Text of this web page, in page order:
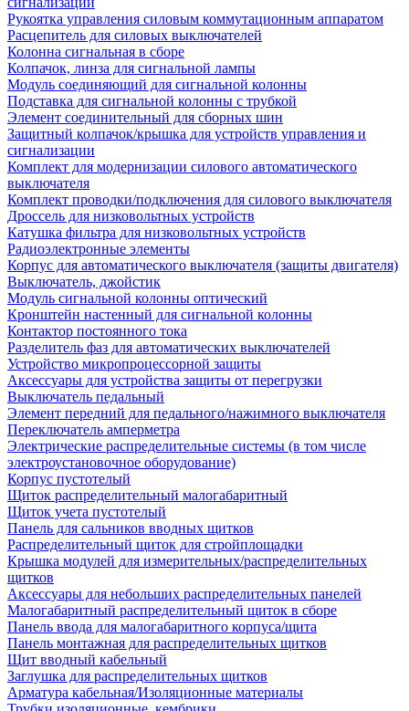
Рукоятка управления силовым коммутационным аппаратом
Расцепитель для силовых выключателей
Колонна сигнальная в сборе
Колпачок, линза для сигнальной лампы
Модуль соединяющий для сигнальной колонны
Подставка для сигнальной колонны с трубкой
Элемент соединительный для сборных шин
Защитный колпачок/крышка для устройств управления и
сигнализации
Комплект для модернизации силового автоматического
выключателя
Комплект проводки/подключения для силового выключателя
Дроссель для низковольтных устройств
Катушка фильтра для низковольтных устройств
Радиоэлектронные элементы
Корпус для автоматического выключателя (защиты двигателя)
Выключатель, джойстик
Модуль сигнальной колонны оптический
Кронштейн настенный для сигнальной колонны
Контактор постоянного тока
Разделитель фаз для автоматических выключателей
Устройство микропроцессорной защиты
Аксессуары для устройства защиты от перегрузки
Выключатель педальный
Элемент передний для педального/нажимного выключателя
Переключатель амперметра
Электрические распределительные системы (в том числе
электроустановочное оборудование)
Корпус пустотелый
Щиток распределительный малогабаритный
Щиток учета пустотелый
Панель для сальников вводных щитков
Распределительный щиток для стройплощадки
Крышка модулей для измерительных/распределительных
щитков
Аксессуары для небольших распределительных панелей
Малогабаритный распределительный щиток в сборе
Панель ввода для малогабаритного корпуса/щита
Панель монтажная для распределительных щитков
Щит вводный кабельный
Заглушка для распределительных щитков
Арматура кабельная/Изоляционные материалы